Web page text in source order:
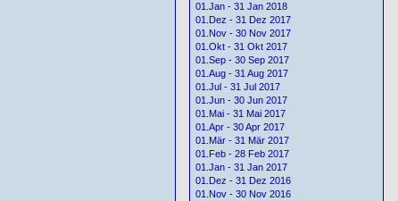
01.Jan - 31 Jan 2018
01.Dez - 31 Dez 2017
01.Nov - 30 Nov 2017
01.Okt - 31 Okt 2017
01.Sep - 30 Sep 2017
01.Aug - 31 Aug 2017
01.Jul - 31 Jul 2017
01.Jun - 30 Jun 2017
01.Mai - 31 Mai 2017
01.Apr - 30 Apr 2017
01.Mär - 31 Mär 2017
01.Feb - 28 Feb 2017
01.Jan - 31 Jan 2017
01.Dez - 31 Dez 2016
01.Nov - 30 Nov 2016